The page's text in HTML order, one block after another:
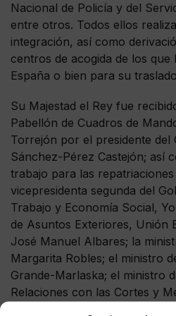
Nacional de Policía y del
entre otros. Todos ellos
integración, así como
centros de acogida de los que
España o bien para su
Su Majestad el Rey fue
Pabellón de Cuadros de
Torrejón por el presidente del
Sánchez-Pérez Castejón; así
trabajo para las
vicepresidenta segunda del
Trabajo y Economía Social,
de Asuntos Exteriores, Unión
José Manuel Albares; la
Margarita Robles; el ministro
Grande-Marlaska; el ministro
Relaciones con las Cortes y